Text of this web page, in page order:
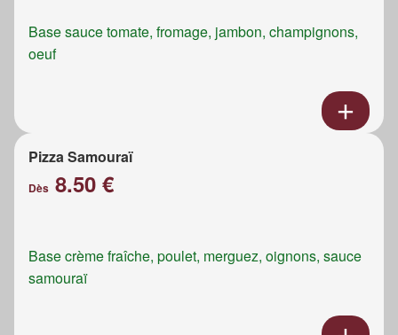
Base sauce tomate, fromage, jambon, champignons,
oeuf
Pizza Samouraï
Dès 8.50 €
Base crème fraîche, poulet, merguez, oignons, sauce
samouraï